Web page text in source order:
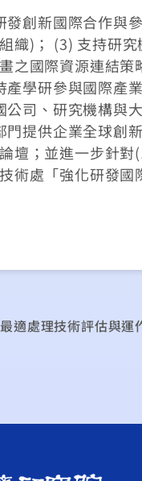
發創新國際合作與
織)； (3) 支持研
之國際資源連結
產學研參與國際產
公司、研究機構與
門提供企業全球創
壇；並進一步針
術處「強化研發國
適處理技術評估與運